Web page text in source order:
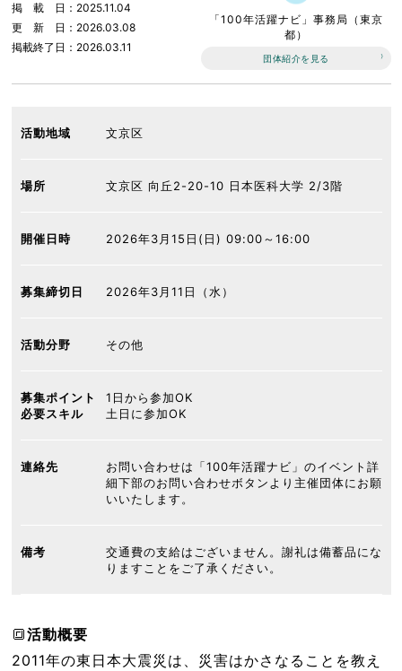
掲載日
2025.11.04
更新日
2026.03.08
掲載終了日
2026.03.11
「100年活躍ナビ」事務局（東京
都）
団体紹介を見る
活動地域 文京区
場所 文京区 向丘2-20-10 日本医科大学 2/3階
開催日時 2026年3月15日(日) 09:00～16:00
募集締切日 2026年3月11日（水）
活動分野 その他
募集ポイント
必要スキル
1日から参加OK
土日に参加OK
連絡先
お問い合わせは「100年活躍ナビ」のイベント詳
細下部のお問い合わせボタンより主催団体にお願
いいたします。
備考
交通費の支給はございません。謝礼は備蓄品にな
りますことをご了承ください。
🔳活動概要
2011年の東日本大震災は、災害はかさなることを教え